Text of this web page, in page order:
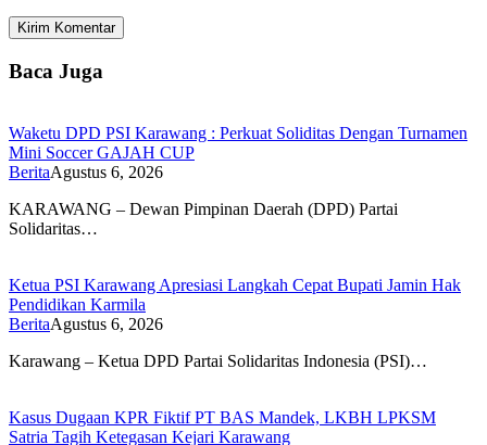
Baca Juga
Waketu DPD PSI Karawang : Perkuat Soliditas Dengan Turnamen
Mini Soccer GAJAH CUP
BeritaAgustus 6, 2026
KARAWANG – Dewan Pimpinan Daerah (DPD) Partai
Solidaritas…
Ketua PSI Karawang Apresiasi Langkah Cepat Bupati Jamin Hak
Pendidikan Karmila
BeritaAgustus 6, 2026
Karawang – Ketua DPD Partai Solidaritas Indonesia (PSI)…
Kasus Dugaan KPR Fiktif PT BAS Mandek, LKBH LPKSM
Satria Tagih Ketegasan Kejari Karawang